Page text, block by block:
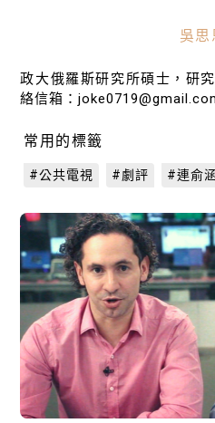
吳思
政大俄羅斯研究所碩士，研
絡信箱：
常用的標籤
#公共電視 #劇評 #連俞涵